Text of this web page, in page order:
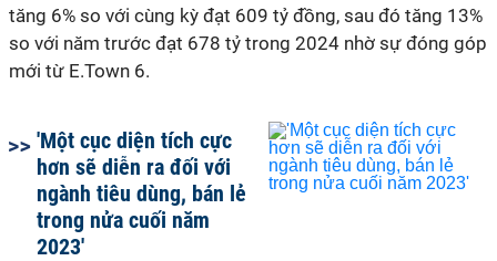
tăng 6% so với cùng kỳ đạt 609 tỷ đồng, sau đó tăng 13%
so với năm trước đạt 678 tỷ trong 2024 nhờ sự đóng góp
mới từ E.Town 6.
'Một cục diện tích cực
hơn sẽ diễn ra đối với
ngành tiêu dùng, bán lẻ
trong nửa cuối năm
2023'